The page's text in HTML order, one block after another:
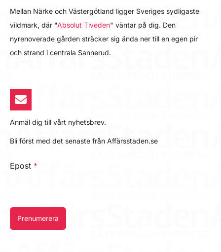
Mellan Närke och Västergötland ligger Sveriges sydligaste
vildmark, där "Absolut Tiveden" väntar på dig. Den
nyrenoverade gården sträcker sig ända ner till en egen pir
och strand i centrala Sannerud.
Anmäl dig till vårt nyhetsbrev.
Bli först med det senaste från Affärsstaden.se
Epost *
Prenumerera